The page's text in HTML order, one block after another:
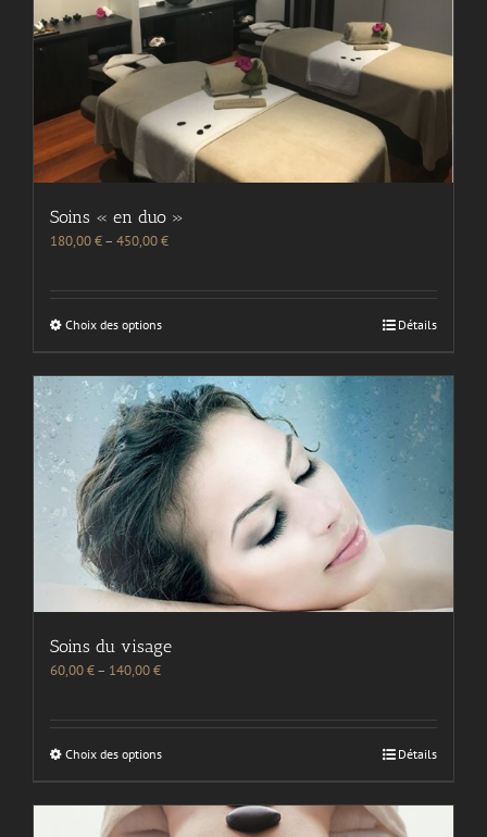
Soins « en duo »
180,00€– 450,00€
Choix des options Détails
Soins du visage
60,00€– 140,00€
Choix des options Détails